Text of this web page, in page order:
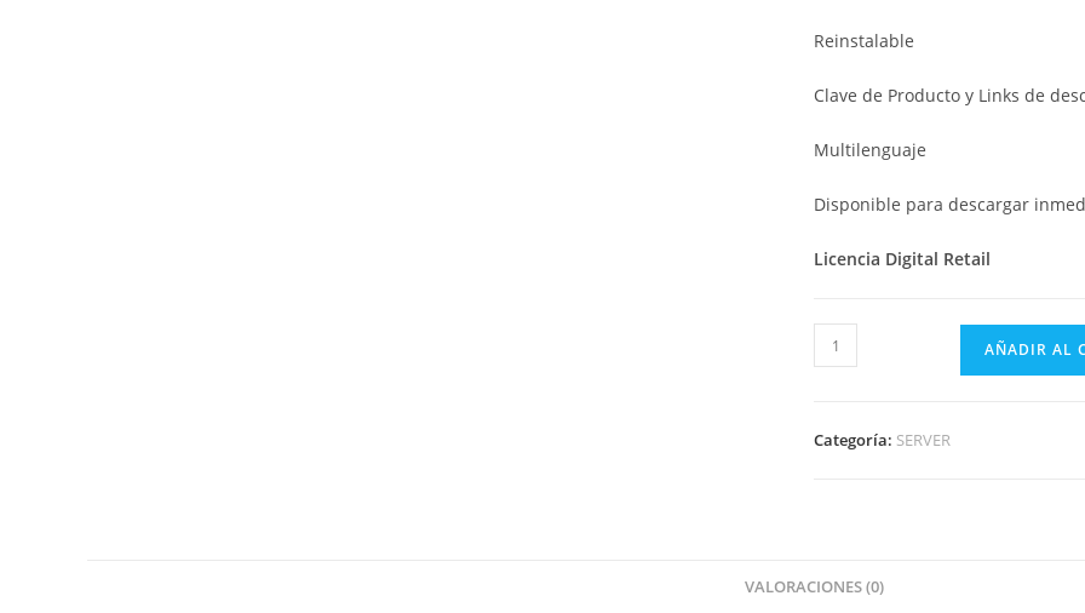
Reinstalable
Clave de Producto y Links de
Multilenguaje
Disponible para descargar
Licencia Digital Retail
AÑADIR AL
Categoría: SERVER
VALORACIONES (0)